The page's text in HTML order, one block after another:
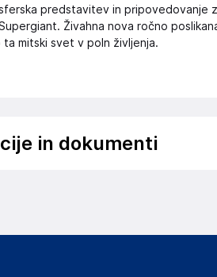
predstavitev in
Živahna nova ročno
mitski svet v poln življenja.
in dokumenti